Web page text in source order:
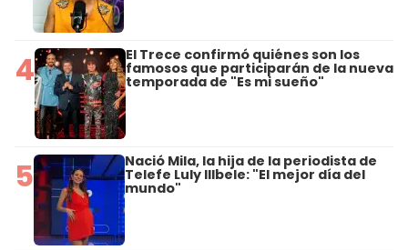
4 El Trece confirmó quiénes son los
famosos que participarán de la nueva
temporada de "Es mi sueño"
5 Nació Mila, la hija de la periodista de
Telefe Luly Illbele: "El mejor día del
mundo"